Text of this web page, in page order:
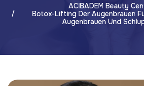
ACIBADEM Beauty
Botox-Lifting Der Augenbrauen
Augenbrauen Und